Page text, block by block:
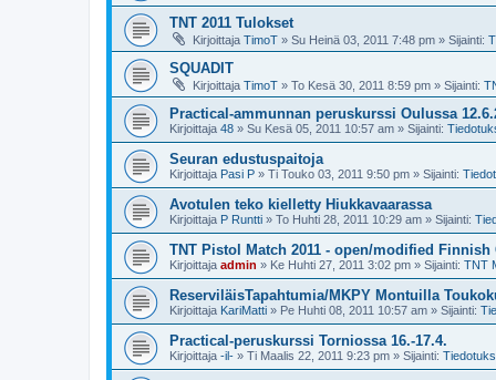
TNT 2011 Tulokset
Kirjoittaja TimoT » Su Heinä 03, 2011 7:48 pm » Sijainti:
SQUADIT
Kirjoittaja TimoT » To Kesä 30, 2011 8:59 pm » Sijainti:
Practical-ammunnan peruskurssi Oulussa
Kirjoittaja 48 » Su Kesä 05, 2011 10:57 am » Sijainti:
Seuran edustuspaitoja
Kirjoittaja Pasi P » Ti Touko 03, 2011 9:50 pm » Sijainti:
Avotulen teko kielletty Hiukkavaarassa
Kirjoittaja P Runtti » To Huhti 28, 2011 10:29 am » Sijainti:
TNT Pistol Match 2011 - open/modified
Kirjoittaja admin » Ke Huhti 27, 2011 3:02 pm » Sijainti: TNT
ReserviläisTapahtumia/MKPY Montuilla
Kirjoittaja KariMatti » Pe Huhti 08, 2011 10:57 am » Sijainti:
Practical-peruskurssi Torniossa 16.-17.4.
Kirjoittaja -il- » Ti Maalis 22, 2011 9:23 pm » Sijainti: